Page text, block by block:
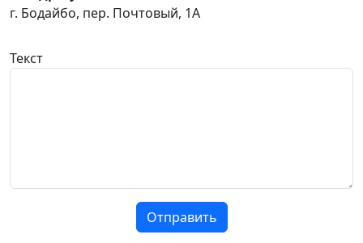
г. Бодайбо, пер. Почтовый, 1А
Текст
Отправить